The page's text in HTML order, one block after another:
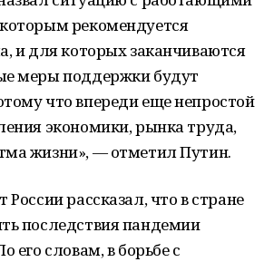
рекомендуется
и для которых заканчиваются
меры поддержки будут
что впереди еще непростой
экономики, рынка труда,
жизни», — отметил Путин.
России рассказал, что в стране
последствия пандемии
его словам, в борьбе с